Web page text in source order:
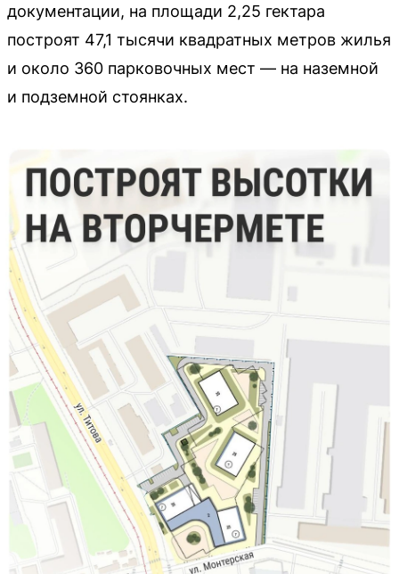
документации, на площади 2,25 гектара
построят 47,1 тысячи квадратных метров жилья
и около 360 парковочных мест — на наземной
и подземной стоянках.